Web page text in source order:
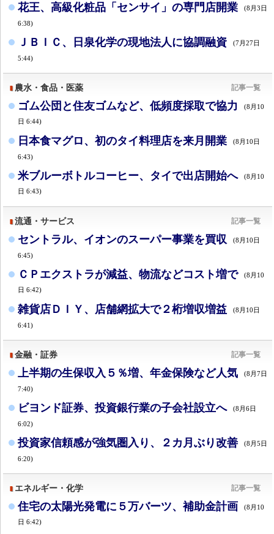
花王、高級化粧品「センサイ」の専門店開業 (8月3日
6:38)
ＪＢＩＣ、日泉化学の現地法人に協調融資 (7月27日
5:44)
農水・食品・医薬 記事一覧
ゴム公団と住友ゴムなど、低頻度採取で協力
(8月10
日 6:44)
日本食マグロ、初のタイ料理店を来月開業 (8月10日
6:43)
米ブルーボトルコーヒー、タイで出店開始へ
(8月10
日 6:43)
流通・サービス 記事一覧
セントラル、イオンのスーパー事業を買収 (8月10日
6:45)
ＣＰエクストラが減益、物流などコスト増で
(8月10
日 6:42)
雑貨店ＤＩＹ、店舗網拡大で２桁増収増益 (8月10日
6:41)
金融・証券 記事一覧
上半期の生保収入５％増、年金保険など人気 (8月7日
7:40)
ビヨンド証券、投資銀行業の子会社設立へ (8月6日
6:02)
投資家信頼感が強気圏入り、２カ月ぶり改善 (8月5日
6:20)
エネルギー・化学 記事一覧
住宅の太陽光発電に５万バーツ、補助金計画
(8月10
日 6:42)